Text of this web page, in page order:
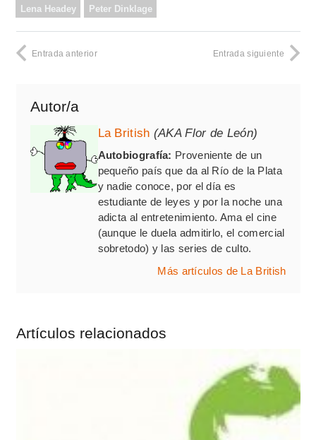
Lena Headey Peter Dinklage
Entrada anterior Entrada siguiente
Autor/a
La British (AKA Flor de León)
Autobiografía: Proveniente de un
pequeño país que da al Río de la Plata
y nadie conoce, por el día es
estudiante de leyes y por la noche una
adicta al entretenimiento. Ama el cine
(aunque le duela admitirlo, el comercial
sobretodo) y las series de culto.
Más artículos de La British
Artículos relacionados